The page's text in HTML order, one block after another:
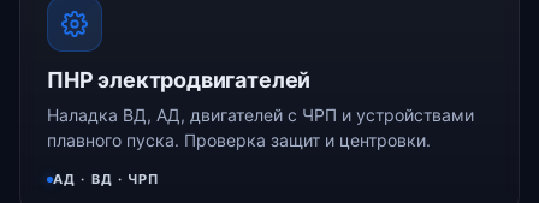
ПНР электродвигателей
Наладка ВД, АД, двигателей с ЧРП и устройствами
плавного пуска. Проверка защит и центровки.
АД · ВД · ЧРП